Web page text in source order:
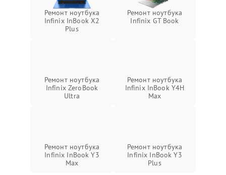
Ремонт ноутбука
Infinix InBook X2
Plus
Ремонт ноутбука
Infinix GT Book
Ремонт ноутбука
Infinix ZeroBook
Ultra
Ремонт ноутбука
Infinix InBook Y4H
Max
Ремонт ноутбука
Infinix InBook Y3
Max
Ремонт ноутбука
Infinix InBook Y3
Plus